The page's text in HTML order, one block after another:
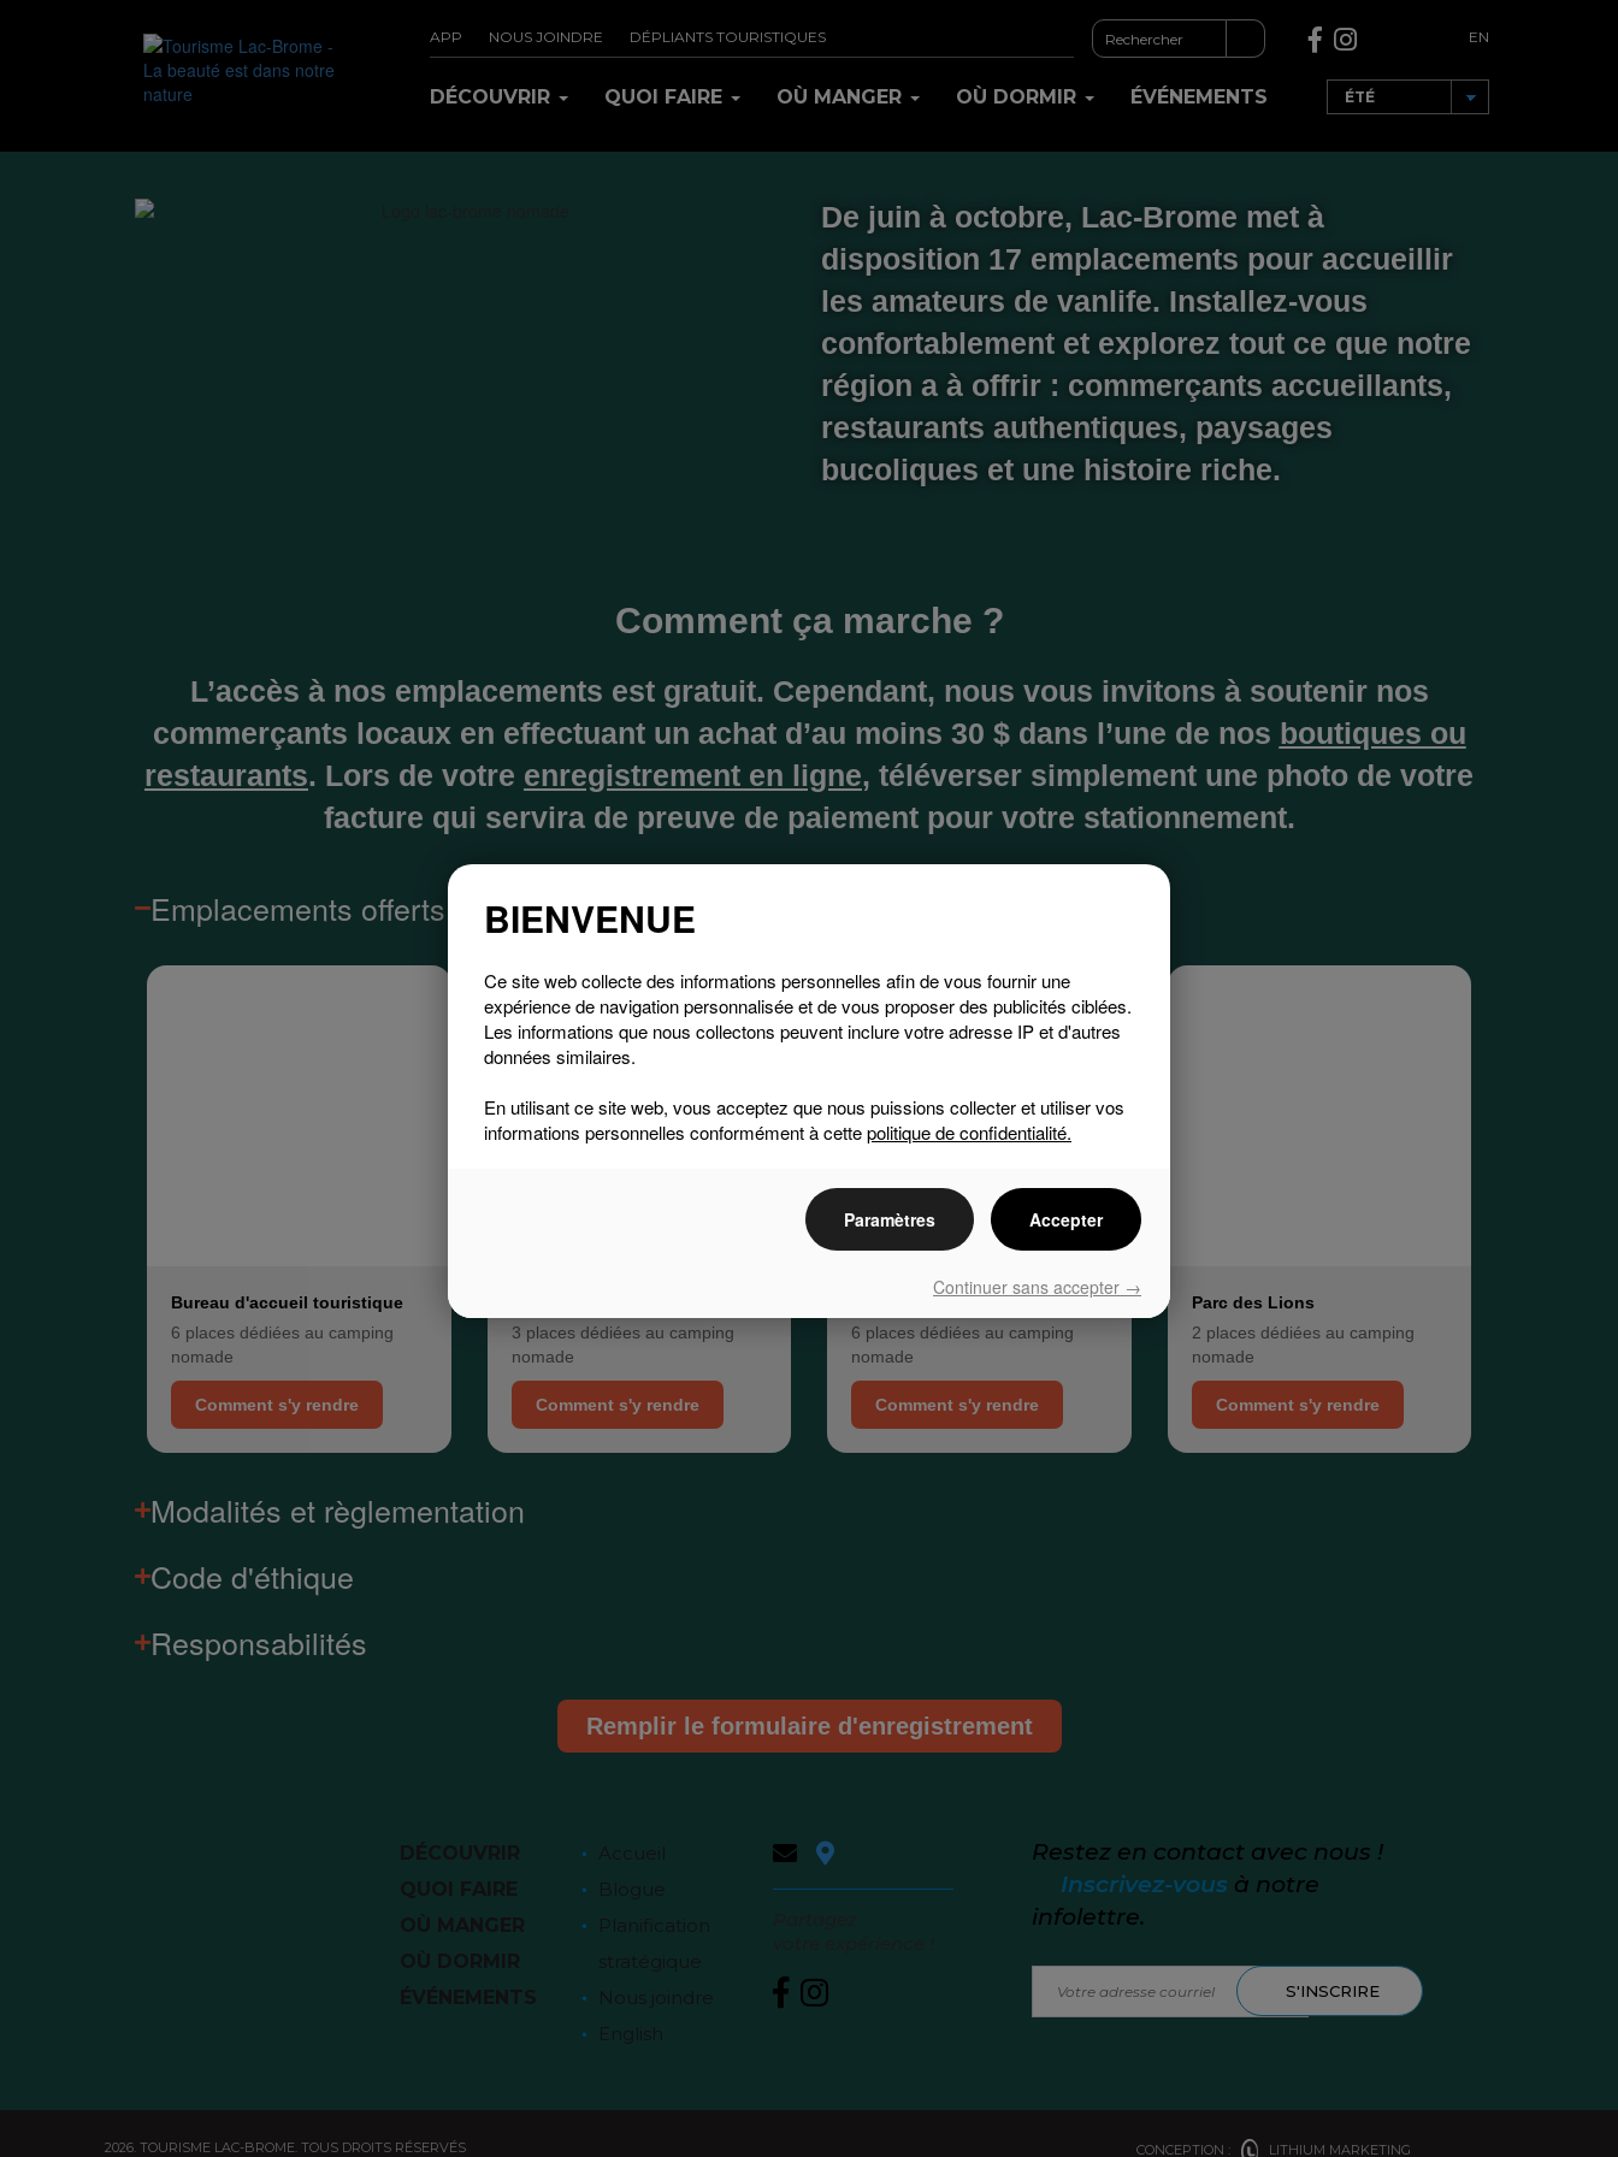
APP NOUS JOINDRE DÉPLIANTS TOURISTIQUES EN
DÉCOUVRIR QUOI FAIRE OÙ MANGER OÙ DORMIR ÉVÉNEMENTS
De juin à octobre, Lac-Brome met à
disposition 17 emplacements pour accueillir
les amateurs de vanlife. Installez-vous
confortablement et explorez tout ce que notre
région a à offrir : commerçants accueillants,
restaurants authentiques, paysages
bucoliques et une histoire riche.
Comment ça marche ?
L’accès à nos emplacements est gratuit. Cependant, nous vous invitons à soutenir nos
commerçants locaux en effectuant un achat d’au moins 30 $ dans l’une de nos boutiques ou
restaurants. Lors de votre enregistrement en ligne, téléverser simplement une photo de votre
facture qui servira de preuve de paiement pour votre stationnement.
Emplacements offerts
Bureau d'accueil touristique
6 places dédiées au camping
nomade
Comment s'y rendre
3 places dédiées au camping
nomade
Comment s'y rendre
Parc canin
6 places dédiées au camping
nomade
Comment s'y rendre
Parc des Lions
2 places dédiées au camping
nomade
Comment s'y rendre
Modalités et règlementation
Code d'éthique
Responsabilités
Remplir le formulaire d'enregistrement
Restez en contact avec nous !
Inscrivez-vous à notre
infolettre.
2026. TOURISME LAC-BROME. TOUS DROITS RÉSERVÉS CONCEPTION : LITHIUM MARKETING
BIENVENUE
Ce site web collecte des informations personnelles afin de vous fournir une
expérience de navigation personnalisée et de vous proposer des publicités ciblées.
Les informations que nous collectons peuvent inclure votre adresse IP et d'autres
données similaires.
En utilisant ce site web, vous acceptez que nous puissions collecter et utiliser vos
informations personnelles conformément à cettepolitique de confidentialité.
Paramètres Accepter
Continuer sans accepter →